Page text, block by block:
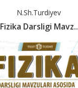
N.Sh.Turdiyev
Fizika Darsligi Mavz..